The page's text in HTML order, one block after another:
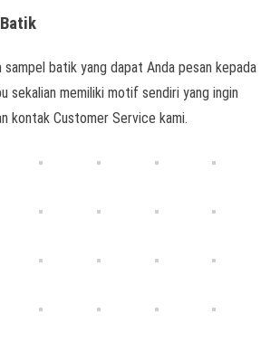
sampel batik yang dapat Anda pesan kepada
sekalian memiliki motif sendiri yang ingin
kontak Customer Service kami.